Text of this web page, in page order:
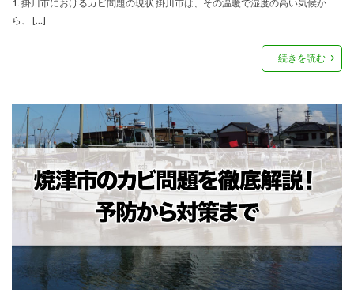
1. 掛川市におけるカビ問題の現状 掛川市は、その温暖で湿度の高い気候か
ら、 […]
続きを読む